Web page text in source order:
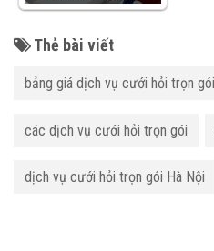
Thẻ bài viết
bảng giá dịch vụ cưới hỏi trọn gói
các dịch vụ cưới hỏi trọn gói
dịch vụ cưới hỏi trọn gói Hà Nội